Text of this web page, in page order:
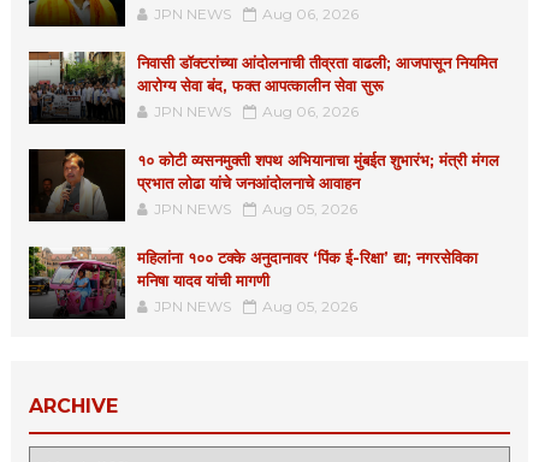
JPN NEWS Aug 06, 2026
निवासी डॉक्टरांच्या आंदोलनाची तीव्रता वाढली; आजपासून नियमित
आरोग्य सेवा बंद, फक्त आपत्कालीन सेवा सुरू
JPN NEWS Aug 06, 2026
१० कोटी व्यसनमुक्ती शपथ अभियानाचा मुंबईत शुभारंभ; मंत्री मंगल
प्रभात लोढा यांचे जनआंदोलनाचे आवाहन
JPN NEWS Aug 05, 2026
महिलांना १०० टक्के अनुदानावर ‘पिंक ई-रिक्षा’ द्या; नगरसेविका
मनिषा यादव यांची मागणी
JPN NEWS Aug 05, 2026
ARCHIVE